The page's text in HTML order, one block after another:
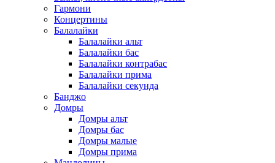
Гармони
Концертины
Балалайки
Балалайки альт
Балалайки бас
Балалайки контрабас
Балалайки прима
Балалайки секунда
Банджо
Домры
Домры альт
Домры бас
Домры малые
Домры прима